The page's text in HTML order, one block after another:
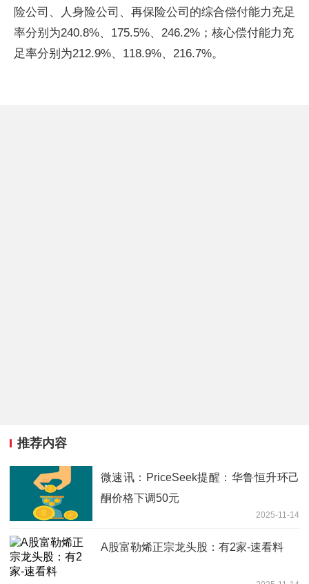
险公司、人身险公司、再保险公司的综合偿付能力充足
率分别为240.8%、175.5%、246.2%；核心偿付能力充
足率分别为212.9%、118.9%、216.7%。
推荐内容
微速讯：PriceSeek提醒：华鲁恒升环己
酮价格下调50元
2025-11-14
A股富勒烯正宗龙头股：有2家-速看料